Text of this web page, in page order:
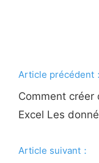
Article précédent：
Comment
Excel Les
Article suivant：